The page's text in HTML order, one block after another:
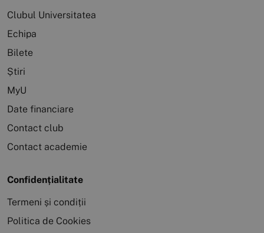
Clubul Universitatea
Echipa
Bilete
Știri
MyU
Date financiare
Contact club
Contact academie
Confidențialitate
Termeni și condiții
Politica de Cookies